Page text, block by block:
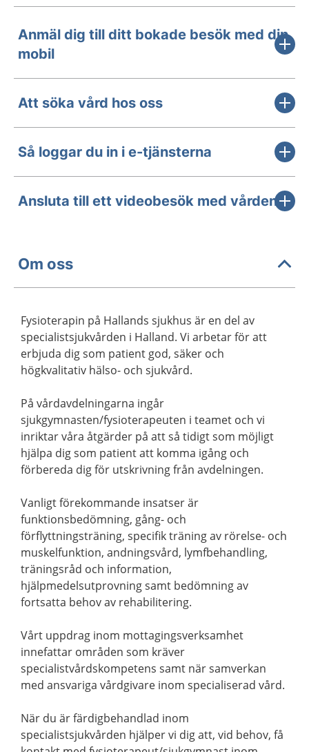
Anmäl dig till ditt bokade besök med din
mobil
Att söka vård hos oss
Så loggar du in i e-tjänsterna
Ansluta till ett videobesök med vården
Om oss
Fysioterapin på Hallands sjukhus är en del av
specialistsjukvården i Halland. Vi arbetar för att
erbjuda dig som patient god, säker och
högkvalitativ hälso- och sjukvård.
På vårdavdelningarna ingår
sjukgymnasten/fysioterapeuten i teamet och vi
inriktar våra åtgärder på att så tidigt som möjligt
hjälpa dig som patient att komma igång och
förbereda dig för utskrivning från avdelningen.
Vanligt förekommande insatser är
funktionsbedömning, gång- och
förflyttningsträning, specifik träning av rörelse- och
muskelfunktion, andningsvård, lymfbehandling,
träningsråd och information,
hjälpmedelsutprovning samt bedömning av
fortsatta behov av rehabilitering.
Vårt uppdrag inom mottagingsverksamhet
innefattar områden som kräver
specialistvårdskompetens samt när samverkan
med ansvariga vårdgivare inom specialiserad vård.
När du är färdigbehandlad inom
specialistsjukvården hjälper vi dig att, vid behov, få